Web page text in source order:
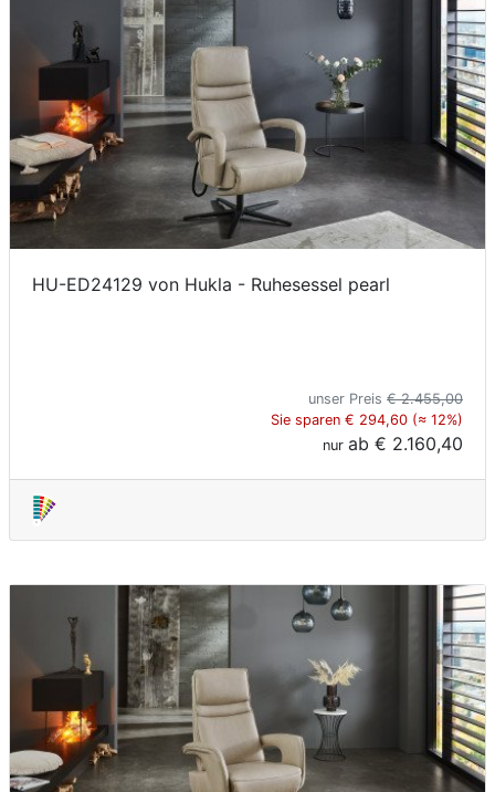
HU-ED24129 von Hukla - Ruhesessel pearl
unser Preis € 2.455,00
Sie sparen € 294,60 (≈ 12%)
nur ab € 2.160,40